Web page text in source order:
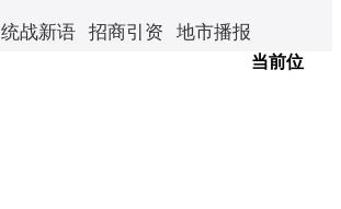
统战新语 招商引资 地市播报
当前位